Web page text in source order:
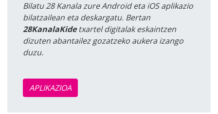
Bilatu 28 Kanala zure Android eta iOS aplikazio
bilatzailean eta deskargatu. Bertan
28KanalaKidetxartel digitalak eskaintzen
dizuten abantailez gozatzeko aukera izango
duzu.
APLIKAZIOA